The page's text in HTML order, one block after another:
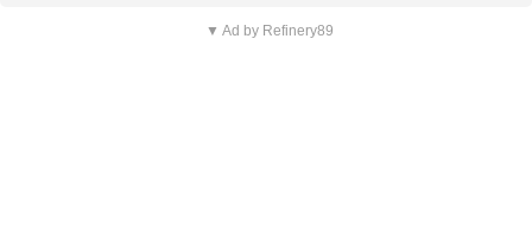
▼ Ad by Refinery89